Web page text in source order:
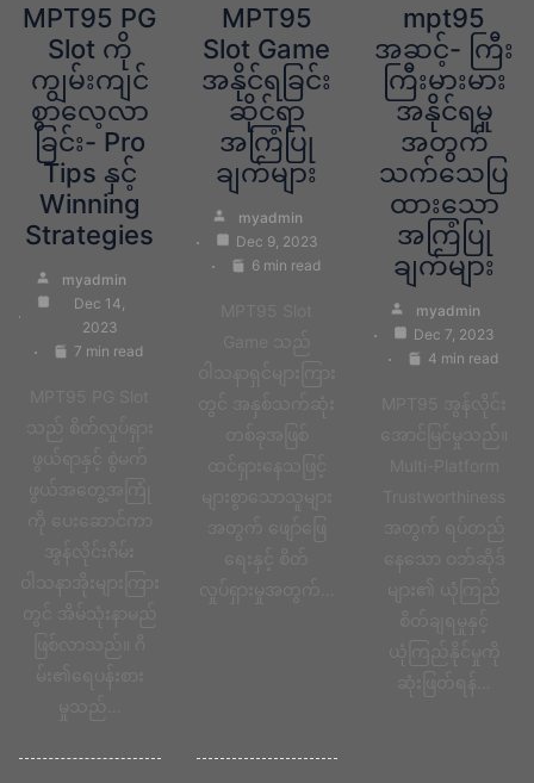
MPT95 PG
Slot ကို
ကျွမ်းကျင်
စွာလေ့လာ
ခြင်း- Pro
Tips နှင့်
Winning
Strategies
myadmin
Dec 14,
2023
7 min read
MPT95
Slot Game
အနိုင်ရခြင်း
ဆိုင်ရာ
အကြံပြု
ချက်များ
myadmin
Dec 9, 2023
6 min read
mpt95
အဆင့်- ကြီး
ကြီးမားမား
အနိုင်ရမှု
အတွက်
သက်သေပြ
ထားသော
အကြံပြု
ချက်များ
myadmin
Dec 7, 2023
4 min read